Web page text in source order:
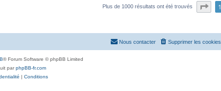
Plus de 1000 résultats ont été trouvés Page1
Supprimer les cookies
Nous contacter
® Forum Software © phpBB Limited
parphpBB-fr.com
| Conditions